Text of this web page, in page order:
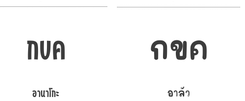
กขค
อานาโกะ
กขค
อาลัว